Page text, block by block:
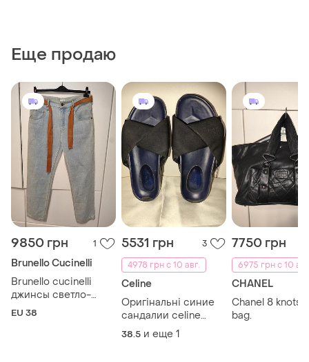
Еще продаю
9850 грн 1
Brunello Cucinelli
Brunello cucinelli
джинсы светло-
голубые traditional fit
EU 38
5531 грн
3
4978 грн с 10 авг.
Celine
Оригінальні синие
сандалии celine
twist с черными
ремешками.
38.5 и еще 1
7750 грн
6975 грн с 10
CHANEL
Chanel 8 knots
bag.